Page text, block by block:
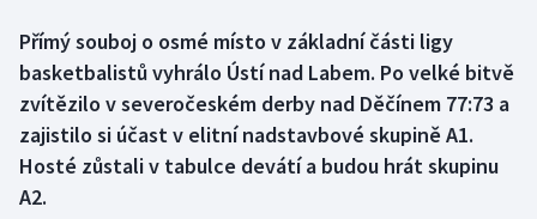
Box
Curling
Přímý souboj o osmé místo v základní části ligy
basketbalistů vyhrálo Ústí nad Labem. Po velké bitvě
zvítězilo v severočeském derby nad Děčínem 77:73 a
zajistilo si účast v elitní nadstavbové skupině A1.
Hosté zůstali v tabulce devátí a budou hrát skupinu
A2.